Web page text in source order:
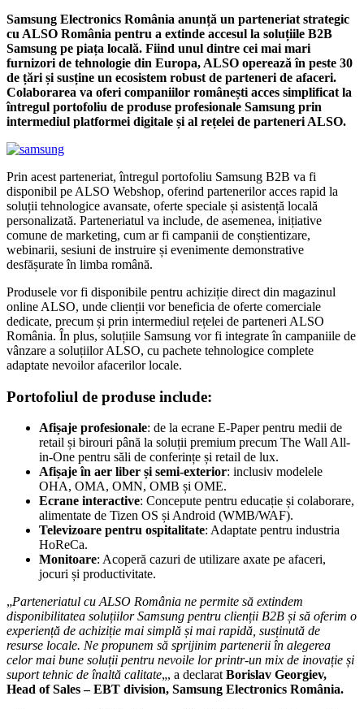
Samsung Electronics România anunță un parteneriat strategic
cu ALSO România pentru a extinde accesul la soluțiile B2B
Samsung pe piața locală. Fiind unul dintre cei mai mari
furnizori de tehnologie din Europa, ALSO operează în peste 30
de țări și susține un ecosistem robust de parteneri de afaceri.
Colaborarea va oferi companiilor românești acces simplificat la
întregul portofoliu de produse profesionale Samsung prin
intermediul platformei digitale și al rețelei de parteneri ALSO.
Prin acest parteneriat, întregul portofoliu Samsung B2B va fi
disponibil pe ALSO Webshop, oferind partenerilor acces rapid la
soluții tehnologice avansate, oferte speciale și asistență locală
personalizată. Parteneriatul va include, de asemenea, inițiative
comune de marketing, cum ar fi campanii de conștientizare,
webinarii, sesiuni de instruire și evenimente demonstrative
desfășurate în limba română.
Produsele vor fi disponibile pentru achiziție direct din magazinul
online ALSO, unde clienții vor beneficia de oferte comerciale
dedicate, precum și prin intermediul rețelei de parteneri ALSO
România. În plus, soluțiile Samsung vor fi integrate în campaniile de
vânzare a soluțiilor ALSO, cu pachete tehnologice complete
adaptate nevoilor afacerilor locale.
Portofoliul de produse include:
Afișaje profesionale: de la ecrane E-Paper pentru medii de
retail și birouri până la soluții premium precum The Wall All-
in-One pentru săli de conferințe și retail de lux.
Afișaje în aer liber și semi-exterior: inclusiv modelele
OHA, OMA, OMN, OMB și OME.
Ecrane interactive: Concepute pentru educație și colaborare,
alimentate de Tizen OS și Android (WMB/WAF).
Televizoare pentru ospitalitate: Adaptate pentru industria
HoReCa.
Monitoare: Acoperă cazuri de utilizare axate pe afaceri,
jocuri și productivitate.
„Parteneriatul cu ALSO România ne permite să extindem
disponibilitatea soluțiilor Samsung pentru clienții B2B și să oferim o
experiență de achiziție mai simplă și mai rapidă, susținută de
resurse locale. Ne propunem să sprijinim partenerii în alegerea
celor mai bune soluții pentru nevoile lor printr-un mix de inovație și
suport tehnic de înaltă calitate„, a declarat Borislav Georgiev,
Head of Sales – EBT division, Samsung Electronics România.